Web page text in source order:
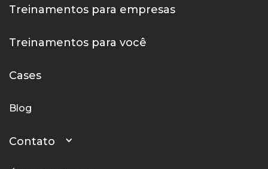
Treinamentos para empresas
Treinamentos para você
Cases
Blog
Contato